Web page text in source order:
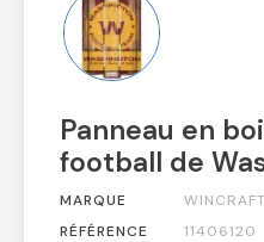
Panneau en
football de
MARQUE
WINCRAFT
RÉFÉRENCE
11406120